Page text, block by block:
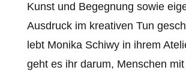
Kunst und Begegnung sowie
Ausdruck im kreativen Tun
lebt Monika Schiwy in ihrem
geht es ihr darum, Menschen